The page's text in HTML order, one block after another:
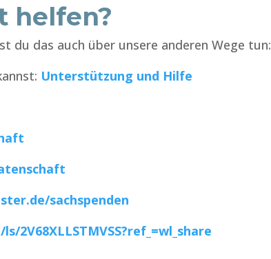
helfen?
du das auch über unsere anderen Wege tun:
Unterstützung und Hilfe
sachspenden
2V68XLLSTMVSS?ref_=wl_share